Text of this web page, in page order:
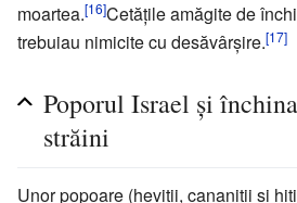
moartea.[16]Cetăţile amăgite de
trebuiau nimicite cu desăvârşire.[17]
Poporul Israel şi
străini
Unor popoare (heviţii, cananiţii şi